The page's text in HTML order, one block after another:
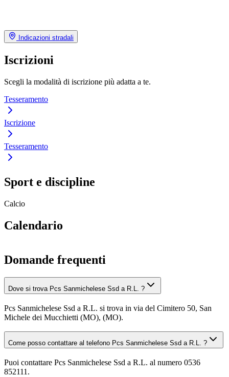
Indicazioni stradali
Iscrizioni
Scegli la modalità di iscrizione più adatta a te.
Tesseramento
Iscrizione
Tesseramento
Sport e discipline
Calcio
Calendario
Domande frequenti
Dove si trova Pcs Sanmichelese Ssd a R.L. ?
Pcs Sanmichelese Ssd a R.L. si trova in via del Cimitero 50, San
Michele dei Mucchietti (MO), (MO).
Come posso contattare al telefono Pcs Sanmichelese Ssd a R.L. ?
Puoi contattare Pcs Sanmichelese Ssd a R.L. al numero 0536
852111.